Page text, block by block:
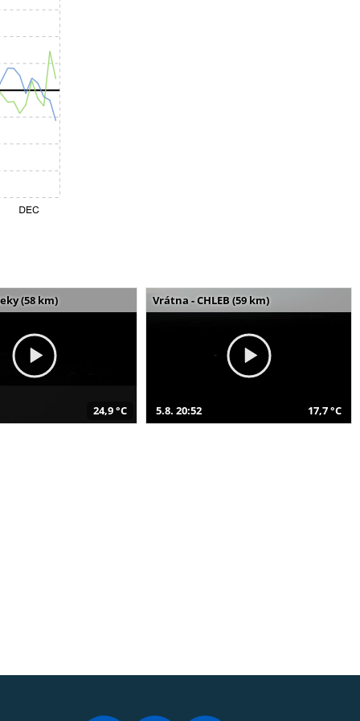
(58 km)
24,9 °C
Vrátna - CHLEB (59 km)
5.8. 20:52 17,7 °C